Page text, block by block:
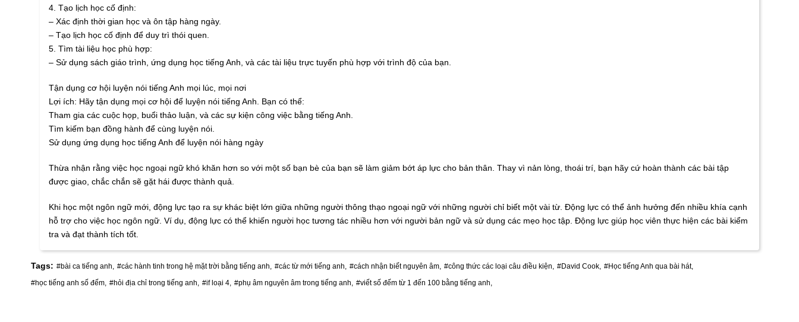
4. Tạo lịch học cố định:
– Xác định thời gian học và ôn tập hàng ngày.
– Tạo lịch học cố định để duy trì thói quen.
5. Tìm tài liệu học phù hợp:
– Sử dụng sách giáo trình, ứng dụng học tiếng Anh, và các tài liệu trực tuyến phù hợp với trình độ của bạn.
Tận dụng cơ hội luyện nói tiếng Anh mọi lúc, mọi nơi
Lợi ích: Hãy tận dụng mọi cơ hội để luyện nói tiếng Anh. Bạn có thể:
Tham gia các cuộc họp, buổi thảo luận, và các sự kiện công việc bằng tiếng Anh.
Tìm kiếm bạn đồng hành để cùng luyện nói.
Sử dụng ứng dụng học tiếng Anh để luyện nói hàng ngày
Thừa nhận rằng việc học ngoại ngữ khó khăn hơn so với một số bạn bè của bạn sẽ làm giảm bớt áp lực cho bản thân. Thay vì nản lòng, thoái trí, bạn hãy cứ hoàn thành các bài tập
được giao, chắc chắn sẽ gặt hái được thành quả.
Khi học một ngôn ngữ mới, động lực tạo ra sự khác biệt lớn giữa những người thông thạo ngoại ngữ với những người chỉ biết một vài từ. Động lực có thể ảnh hưởng đến nhiều khía cạnh
hỗ trợ cho việc học ngôn ngữ. Ví dụ, động lực có thể khiến người học tương tác nhiều hơn với người bản ngữ và sử dụng các mẹo học tập. Động lực giúp học viên thực hiện các bài kiểm
tra và đạt thành tích tốt.
Tags: #bài ca tiếng anh, #các hành tinh trong hệ mặt trời bằng tiếng anh, #các từ mới tiếng anh, #cách nhận biết nguyên âm, #công thức các loại câu điều kiện, #David Cook, #Học tiếng Anh qua bài hát,
#học tiếng anh số đếm, #hỏi địa chỉ trong tiếng anh, #if loại 4, #phụ âm nguyên âm trong tiếng anh, #viết số đếm từ 1 đến 100 bằng tiếng anh,